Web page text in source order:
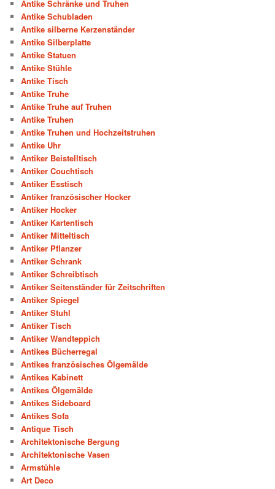
Antike Schränke und Truhen
Antike Schubladen
Antike silberne Kerzenständer
Antike Silberplatte
Antike Statuen
Antike Stühle
Antike Tisch
Antike Truhe
Antike Truhe auf Truhen
Antike Truhen
Antike Truhen und Hochzeitstruhen
Antike Uhr
Antiker Beistelltisch
Antiker Couchtisch
Antiker Esstisch
Antiker französischer Hocker
Antiker Hocker
Antiker Kartentisch
Antiker Mitteltisch
Antiker Pflanzer
Antiker Schrank
Antiker Schreibtisch
Antiker Seitenständer für Zeitschriften
Antiker Spiegel
Antiker Stuhl
Antiker Tisch
Antiker Wandteppich
Antikes Bücherregal
Antikes französisches Ölgemälde
Antikes Kabinett
Antikes Ölgemälde
Antikes Sideboard
Antikes Sofa
Antique Tisch
Architektonische Bergung
Architektonische Vasen
Armstühle
Art Deco